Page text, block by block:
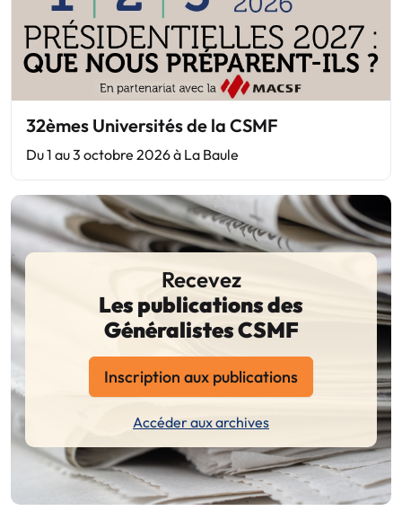
32èmes Universités de la CSMF
Du 1 au 3 octobre 2026 à La Baule
Recevez
Les publications des
Généralistes CSMF
Inscription aux publications
Accéder aux archives